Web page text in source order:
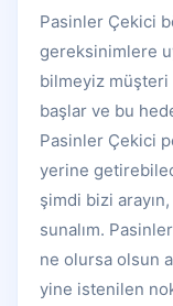
Pasinler Çekici
gereksinimlere
bilmeyiz
başlar ve bu
Pasinler Çekici
yerine
şimdi bizi
sunalım.
ne olursa olsun
yine istenilen